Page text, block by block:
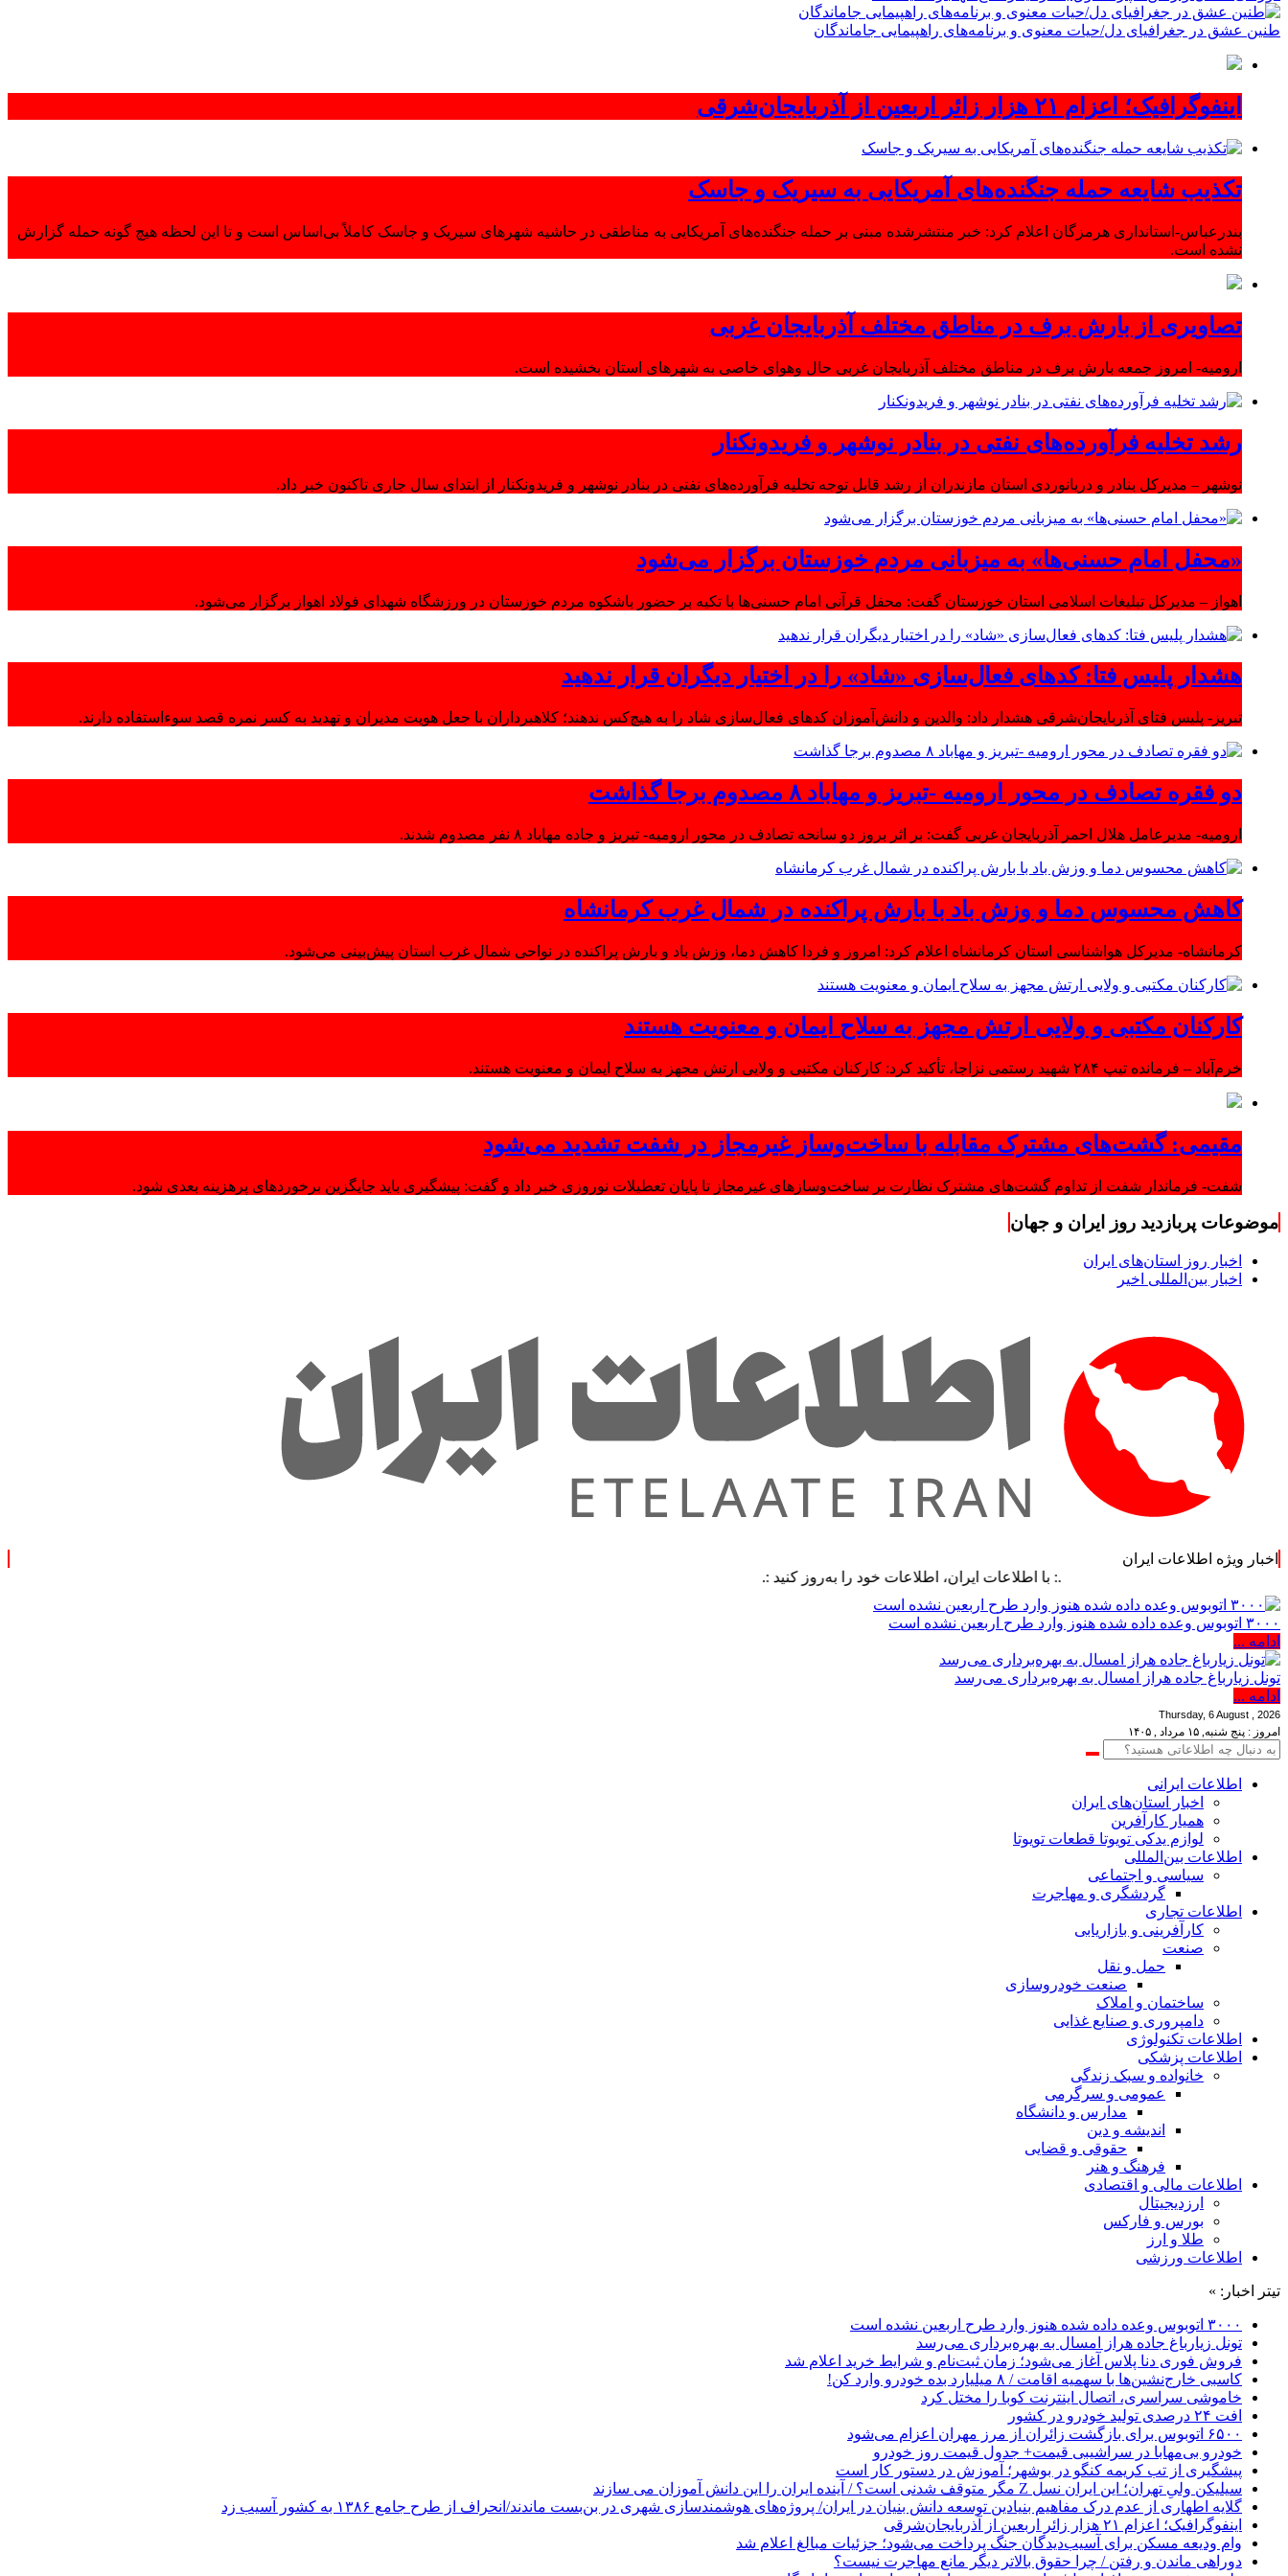
طنین عشق در جغرافیای دل/حیات معنوی و برنامه‌های راهپیمایی جاماندگان
اینفوگرافیک؛ اعزام ۲۱ هزار زائر اربعین از آذربایجان‌شرقی
تکذیب شایعه حمله جنگنده‌های آمریکایی به سیریک و جاسک
بندرعباس-استانداری هرمزگان اعلام کرد: خبر منتشرشده مبنی بر حمله جنگنده‌های آمریکایی به مناطقی در حاشیه شهرهای سیریک و جاسک کاملاً بی‌اساس است و تا این لحظه هیچ گونه حمله گزارش
نشده است.
تصاویری از بارش برف در مناطق مختلف آذربایجان غربی
ارومیه- امروز جمعه بارش برف در مناطق مختلف آذربایجان غربی حال وهوای خاصی به شهرهای استان بخشیده است.
رشد تخلیه فرآورده‌های نفتی در بنادر نوشهر و فریدونکنار
نوشهر – مدیرکل بنادر و دریانوردی استان مازندران از رشد قابل توجه تخلیه فرآورده‌های نفتی در بنادر نوشهر و فریدونکنار از ابتدای سال جاری تاکنون خبر داد.
«محفل امام حسنی‌ها» به میزبانی مردم خوزستان برگزار می‌شود
اهواز – مدیرکل تبلیغات اسلامی استان خوزستان گفت: محفل قرآنی امام حسنی‌ها با تکیه بر حضور باشکوه مردم خوزستان در ورزشگاه شهدای فولاد اهواز برگزار می‌شود.
هشدار پلیس فتا: کدهای فعال‌سازی «شاد» را در اختیار دیگران قرار ندهید
تبریز- پلیس فتای آذربایجان‌شرقی هشدار داد: والدین و دانش‌آموزان کدهای فعال‌سازی شاد را به هیچ‌کس ندهند؛ کلاهبرداران با جعل هویت مدیران و تهدید به کسر نمره قصد سوءاستفاده دارند.
دو فقره تصادف در محور ارومیه -تبریز و مهاباد ۸ مصدوم برجا گذاشت
ارومیه- مدیرعامل هلال احمر آذربایجان غربی گفت: بر اثر بروز دو سانحه تصادف در محور ارومیه- تبریز و جاده مهاباد ۸ نفر مصدوم شدند.
کاهش محسوس دما و وزش باد با بارش پراکنده در شمال غرب کرمانشاه
کرمانشاه- مدیرکل هواشناسی استان کرمانشاه اعلام کرد: امروز و فردا کاهش دما، وزش باد و بارش پراکنده در نواحی شمال غرب استان پیش‌بینی می‌شود.
کارکنان مکتبی و ولایی ارتش مجهز به سلاح ایمان و معنویت هستند
خرم‌آباد – فرمانده تیپ ۲۸۴ شهید رستمی نزاجا، تأکید کرد: کارکنان مکتبی و ولایی ارتش مجهز به سلاح ایمان و معنویت هستند.
مقیمی: گشت‌های مشترک مقابله با ساخت‌وساز غیرمجاز در شفت تشدید می‌شود
شفت- فرماندار شفت از تداوم گشت‌های مشترک نظارت بر ساخت‌وسازهای غیرمجاز تا پایان تعطیلات نوروزی خبر داد و گفت: پیشگیری باید جایگزین برخوردهای پرهزینه بعدی شود.
موضوعات پربازدید روز ایران و جهان
اخبار روز استان‌های ایران
اخبار بین‌المللی اخیر
اخبار ویژه اطلاعات ایران
.: با اطلاعات ایران، اطلاعات خود را به‌روز کنید :.
۳۰۰۰ اتوبوس وعده داده شده هنوز وارد طرح اربعین نشده است
ادامه ...
تونل زیارباغ جاده هراز امسال به بهره‌برداری می‌رسد
ادامه ...
Thursday, 6 August , 2026
امروز : پنج شنبه, ۱۵ مرداد , ۱۴۰۵
اطلاعات‌ ‎ایرانی
اخبار استان‌های ایران
همیار کارآفرین
لوازم یدکی تویوتا قطعات تویوتا
اطلاعات بین‌المللی
سیاسی و اجتماعی
گردشگری و مهاجرت
اطلاعات تجاری
کارآفرینی و بازاریابی
صنعت
حمل و نقل
صنعت خودروسازی
ساختمان و املاک
دامپروری و صنایع غذایی
اطلاعات تکنولوژی
اطلاعات پزشکی
خانواده و سبک زندگی
عمومی و سرگرمی
مدارس و دانشگاه
اندیشه و دین
حقوقی و قضایی
فرهنگ و هنر
اطلاعات مالی و اقتصادی
ارزدیجیتال
بورس و فارکس
طلا و ارز
اطلاعات ورزشی
تیتر اخبار: »
۳۰۰۰ اتوبوس وعده داده شده هنوز وارد طرح اربعین نشده است
تونل زیارباغ جاده هراز امسال به بهره‌برداری می‌رسد
فروش فوری دنا پلاس آغاز می‌شود؛ زمان ثبت‌نام و شرایط خرید اعلام شد
کاسبی خارج‌نشین‌ها با سهمیه اقامت / ۸ میلیارد بده خودرو وارد کن!
خاموشی سراسری، اتصال اینترنت کوبا را مختل کرد
افت ۲۴ درصدی تولید خودرو در کشور
۶۵۰۰ اتوبوس برای بازگشت زائران از مرز مهران اعزام می‌شود
خودرو بی‌مهابا در سراشیبی قیمت+ جدول قیمت روز خودرو
پیشگیری از تب کریمه کنگو در بوشهر؛ آموزش در دستور کار است
سیلیکن ولیِ تهران؛ این ایران نسل Z مگر متوقف شدنی است؟ / آینده ایران را این دانش آموزان می سازند
گلایه اطهاری از عدم درک مفاهیم بنیادین توسعه دانش بنیان در ایران/ پروژه‌های هوشمندسازی شهری در بن‌بست ماندند/انحراف از طرح جامع ۱۳۸۶ به کشور آسیب زد
اینفوگرافیک؛ اعزام ۲۱ هزار زائر اربعین از آذربایجان‌شرقی
وام ودیعه مسکن برای آسیب‌دیدگان جنگ پرداخت می‌شود؛ جزئیات مبالغ اعلام شد
دوراهی ماندن و رفتن / چرا حقوق بالاتر دیگر مانع مهاجرت نیست؟